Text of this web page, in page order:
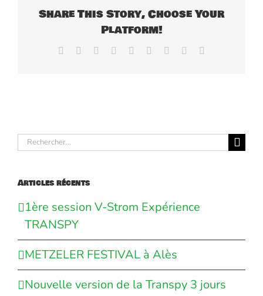
Share This Story, Choose Your
Platform!
Facebook Reddit LinkedInWhatsApp
TumblrPinterest
Rechercher:
Articles récents
1ère session V-Strom Expérience
TRANSPY
METZELER FESTIVAL à Alès
Nouvelle version de la Transpy 3 jours